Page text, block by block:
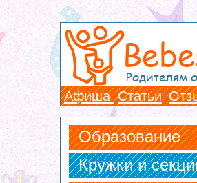
Родителям
Афиша Статьи
Образование
Кружки и